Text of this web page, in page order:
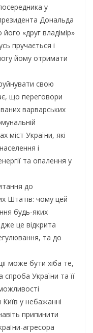
у
Дональда
«друг владімір»
пручається і
йому отримати
свою
що переговори
варварських
міст України, які
і
та опалення у
до
Штатів: чому цей
будь-яких
це відкрита
та до
може бути хіба те,
спроба України та її
Київ у небажанні
припинити
агресора